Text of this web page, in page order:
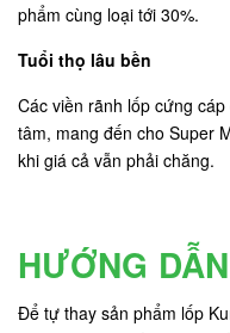
phẩm cùng loại tới 30%.
Tuổi thọ lâu bền
Các viền rãnh lốp cứng
tâm, mang đến cho Super
khi giá cả vẫn phải chăng.
HƯỚNG
Để tự thay sản phẩm lốp